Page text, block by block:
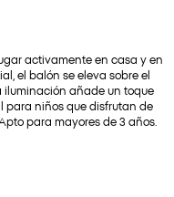
activamente en casa y en
el balón se eleva sobre el
iluminación añade un toque
para niños que disfrutan de
para mayores de 3 años.